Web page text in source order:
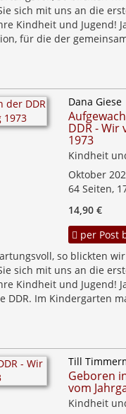
sich mit uns an die
Kindheit und Jugend!
für die der
Dana Giese
DDR - Wir
1973
Kindheit
Oktober
64 Seiten,
14,90 €
per Post
so blickten
sich mit uns an die
Kindheit und Jugend!
DDR. Im Kindergarten
Till
Geboren
vom
Kindheit